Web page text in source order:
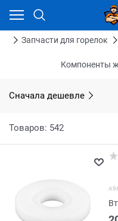
Запчасти для горелок
Компоненты
Сначала дешевле
Товаров: 542
Ваш город - Тюмень,
угадали?
ДА НЕТ